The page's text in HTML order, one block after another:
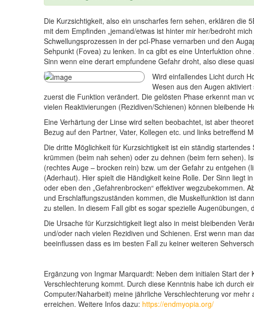
Die Kurzsichtigkeit, also ein unscharfes fern sehen, erklären die
mit dem Empfinden „jemand/etwas ist hinter mir her/bedroht
Schwellungsprozessen in der pcl-Phase vernarben und den
Sehpunkt (Fovea) zu lenken. In ca gibt es eine Unterfuktion
Sinn wenn eine derart empfundene Gefahr droht, also diese
Wird einfallendes Licht durch
Wesen aus den Augen
zuerst die Funktion verändert. Die gelösten Phase erkennt man
vielen Reaktivierungen (Rezidiven/Schienen) können bleibende
Eine Verhärtung der Linse wird selten beobachtet, ist aber
Bezug auf den Partner, Vater, Kollegen etc. und links betreffend
Die dritte Möglichkeit für Kurzsichtigkeit ist ein ständig
krümmen (beim nah sehen) oder zu dehnen (beim fern sehen).
(rechtes Auge – brocken rein) bzw. um der Gefahr zu entgehen
(Aderhaut). Hier spielt die Händigkeit keine Rolle. Der Sinn liegt
oder eben den „Gefahrenbrocken“ effektiver wegzubekommen.
und Erschlaffungszuständen kommen, die Muskelfunktion ist
zu stellen. In diesem Fall gibt es sogar spezielle
Die Ursache für Kurzsichtigkeit liegt also in meist bleibenden
und/oder nach vielen Rezidiven und Schienen. Erst wenn man
beeinflussen dass es im besten Fall zu keiner weiteren
Ergänzung von Ingmar Marquardt: Neben dem initialen Start
Verschlechterung kommt. Durch diese Kenntnis habe ich durch
Computer/Naharbeit) meine jährliche Verschlechterung vor
erreichen. Weitere Infos dazu: https://endmyopia.org/